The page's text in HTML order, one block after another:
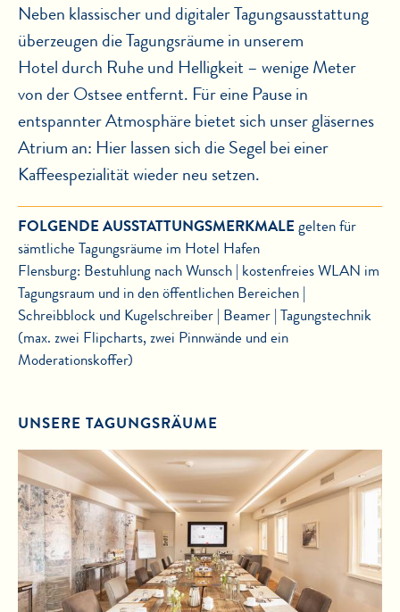
Neben klassischer und digitaler Tagungsausstattung
überzeugen die Tagungsräume in unserem
Hotel durch Ruhe und Helligkeit – wenige Meter
von der Ostsee entfernt. Für eine Pause in
entspannter Atmosphäre bietet sich unser gläsernes
Atrium an: Hier lassen sich die Segel bei einer
Kaffeespezialität wieder neu setzen.
FOLGENDE AUSSTATTUNGSMERKMALE gelten für
sämtliche Tagungsräume im Hotel Hafen
Flensburg: Bestuhlung nach Wunsch | kostenfreies WLAN im
Tagungsraum und in den öffentlichen Bereichen |
Schreibblock und Kugelschreiber | Beamer | Tagungstechnik
(max. zwei Flipcharts, zwei Pinnwände und ein
Moderationskoffer)
UNSERE TAGUNGSRÄUME